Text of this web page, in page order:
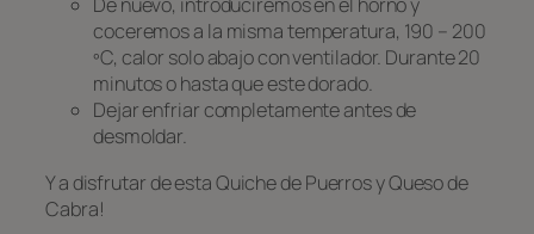
De nuevo, introduciremos en el horno y
coceremos a la misma temperatura, 190 – 200
ºC, calor solo abajo con ventilador. Durante 20
minutos o hasta que este dorado.
Dejar enfriar completamente antes de
desmoldar.
Y a disfrutar de esta Quiche de Puerros y Queso de
Cabra!